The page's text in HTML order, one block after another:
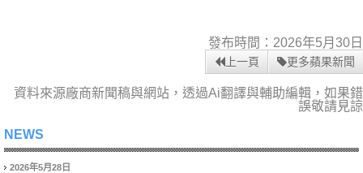
發布時間：2026年5月30日
上一頁 更多蘋果新聞
資料來源廠商新聞稿與網站，透過Ai翻譯與輔助編輯，如果錯
誤敬請見諒
NEWS
2026年5月28日